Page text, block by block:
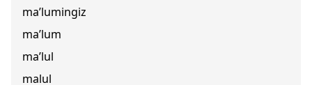
ma’lumingiz
ma’lum
ma’lul
malul